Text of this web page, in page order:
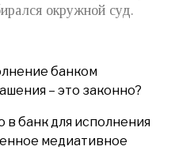
окружной суд.
медиативное